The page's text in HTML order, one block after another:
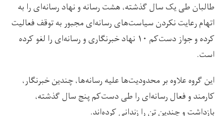
طالبان طی یک سال گذشته، هشت رسانه و نهاد رسانه‌ای را به
اتهام رعایت نکردن سیاست‌های رسانه‌ای مجبور به توقف فعالیت
کرده و جواز دست‌کم ۱۰ نهاد خبرنگاری و رسانه‌ای را لغو کرده
است.
این گروه علاوه بر محدودیت‌ها علیه رسانه‌ها، چندین خبرنگار،
کارمند و فعال رسانه‌ای را طی دست‌کم‌ پنج سال گذشته،
بازداشت و چندین تن را زندانی کرده‌اند.